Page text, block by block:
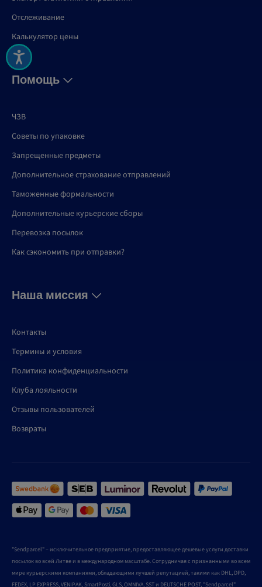
Отслеживание
Калькулятор цены
Помощь
ЧЗВ
Советы по упаковке
Запрещенные предметы
Дополнительное страхование отправлений
Таможенные формальности
Дополнительные курьерские сборы
Перевозка посылок
Как сэкономить при отправки?
Наша миссия
Контакты
Термины и условия
Политика конфиденциальности
Клуба лояльности
Отзывы пользователей
Возвраты
"Sendparcel" – исключительное предприятие, предоставляющее дешевые услуги доставки
посылок во всей Литве и в международном масштабе. Сотрудничая с признанными во всем
мире курьерскими компаниями, обладающими лучшей репутацией, такими как DHL, DPD,
FEDEX, LP EXPRESS, VENIPAK, SmartPosti, GLS, OMNIVA, SST и DEUTSCHE POST, "Sendparcel"